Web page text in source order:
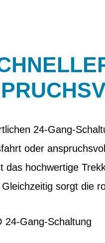
24-Gang-
oder
das hochwertige
sorgt die
24-Gang-Schaltung